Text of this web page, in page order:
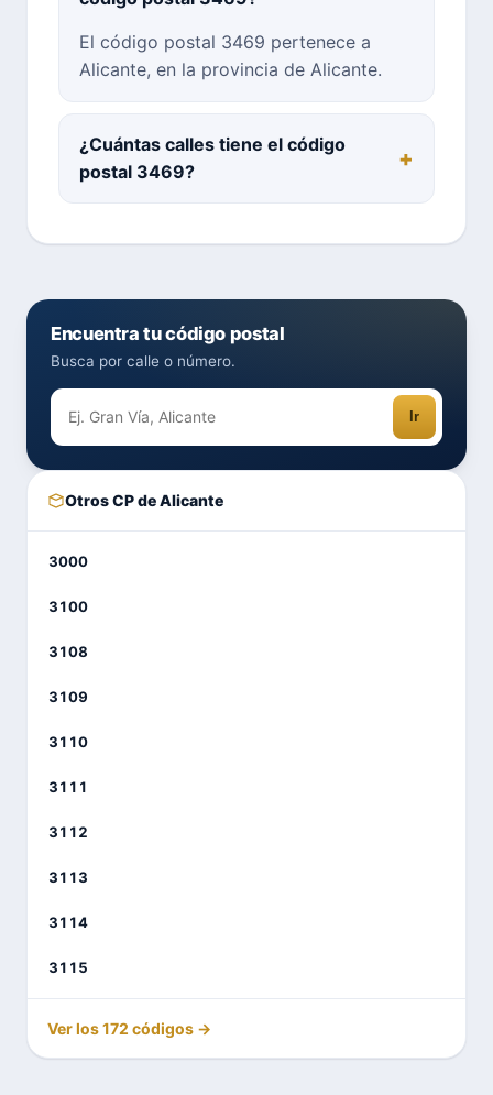
El código postal 3469 pertenece a
Alicante, en la provincia de Alicante.
¿Cuántas calles tiene el código
postal 3469?
Encuentra tu código postal
Busca por calle o número.
Ir
Otros CP de Alicante
3000
3100
3108
3109
3110
3111
3112
3113
3114
3115
Ver los 172 códigos →